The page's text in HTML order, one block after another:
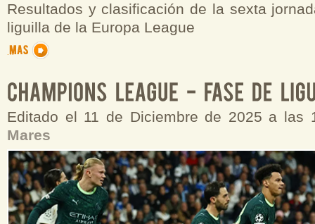
Resultados y clasificación de la sexta
liguilla de la Europa League
Editado el 11 de Diciembre de 2025 a las
Mares